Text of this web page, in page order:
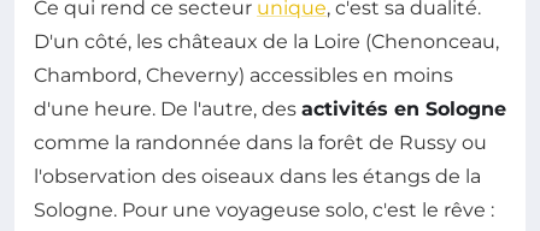
Ce qui rend ce secteur unique, c'est sa dualité.
D'un côté, les châteaux de la Loire (Chenonceau,
Chambord, Cheverny) accessibles en moins
d'une heure. De l'autre, des activités en Sologne
comme la randonnée dans la forêt de Russy ou
l'observation des oiseaux dans les étangs de la
Sologne. Pour une voyageuse solo, c'est le rêve :